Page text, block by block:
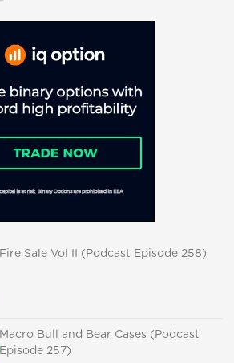
Fire Sale Vol II (Podcast Episode 258)
Macro Bull and Bear Cases (Podcast
Episode 257)